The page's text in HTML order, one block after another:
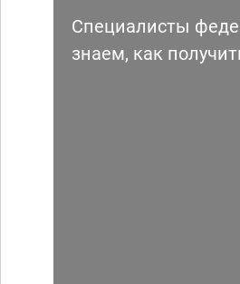
Специалисты
знаем, как